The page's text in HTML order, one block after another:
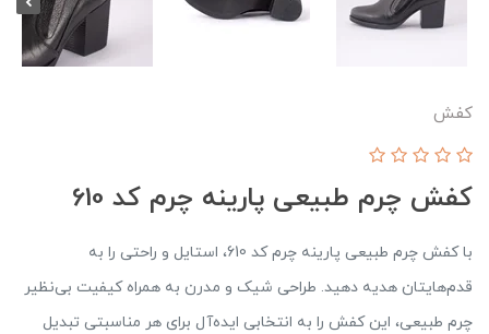
کفش
کفش چرم طبیعی پارینه چرم کد 610
با کفش چرم طبیعی پارینه چرم کد 610، استایل و راحتی را به
قدم‌هایتان هدیه دهید. طراحی شیک و مدرن به همراه کیفیت بی‌نظیر
چرم طبیعی، این کفش را به انتخابی ایده‌آل برای هر مناسبتی تبدیل